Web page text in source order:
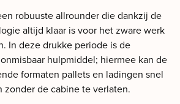
robuuste allrounder die dankzij de
altijd klaar is voor het zware werk
In deze drukke periode is de
hulpmiddel; hiermee kan de
formaten pallets en ladingen snel
de cabine te verlaten.